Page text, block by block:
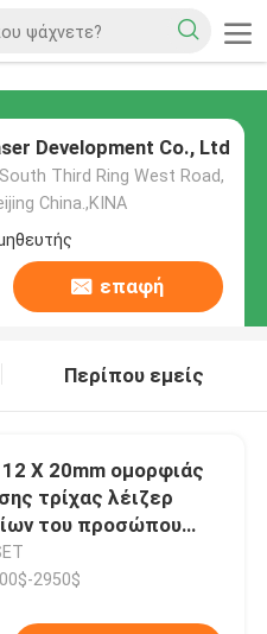
Development Co., Ltd
Third Ring West Road,
China.,ΚΙΝΑ
επαφή
Περίπου εμείς
X 20mm ομορφιάς
τρίχας λέιζερ
του προσώπου
2950$